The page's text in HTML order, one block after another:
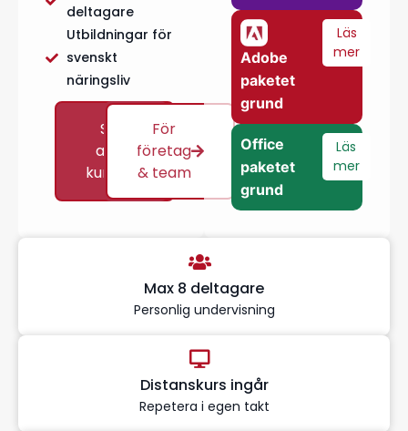
deltagare
Utbildningar för
svenskt
näringsliv
Se
alla
kurser
För
företag
& team
Adobe
paketet
grund
Läs
mer
Office
paketet
grund
Läs
mer
Max 8 deltagare
Personlig undervisning
Distanskurs ingår
Repetera i egen takt